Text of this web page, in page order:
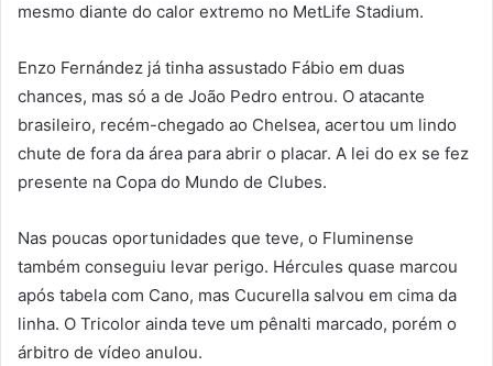
mesmo diante do calor extremo no MetLife Stadium.
Enzo Fernández já tinha assustado Fábio em duas
chances, mas só a de João Pedro entrou. O atacante
brasileiro, recém-chegado ao Chelsea, acertou um lindo
chute de fora da área para abrir o placar. A lei do ex se fez
presente na Copa do Mundo de Clubes.
Nas poucas oportunidades que teve, o Fluminense
também conseguiu levar perigo. Hércules quase marcou
após tabela com Cano, mas Cucurella salvou em cima da
linha. O Tricolor ainda teve um pênalti marcado, porém o
árbitro de vídeo anulou.